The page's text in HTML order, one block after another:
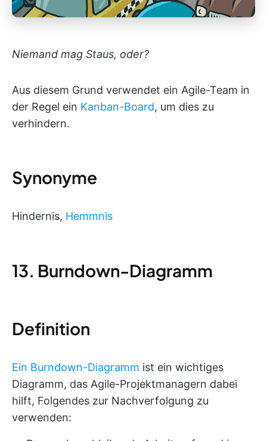
Niemand mag Staus, oder?
Aus diesem Grund verwendet ein Agile-Team in
der Regel ein Kanban-Board, um dies zu
verhindern.
Synonyme
Hindernis, Hemmnis
13. Burndown-Diagramm
Definition
Ein Burndown-Diagramm ist ein wichtiges
Diagramm, das Agile-Projektmanagern dabei
hilft, Folgendes zur Nachverfolgung zu
verwenden: